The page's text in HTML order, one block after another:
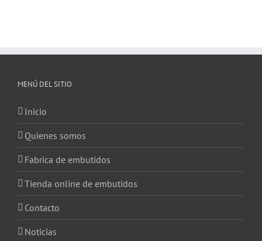
MENÚ DEL SITIO
Inicio
Quienes somos
Fabrica de embutidos
Tienda online de embutidos
Contacto
Noticias